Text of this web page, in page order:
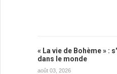
« La vie de Bohème » :
dans le monde
août 03, 2026